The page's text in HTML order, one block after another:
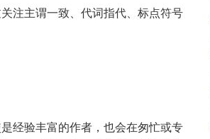
注主谓一致、代词指代、标点符号
经验丰富的作者，也会在匆忙或专